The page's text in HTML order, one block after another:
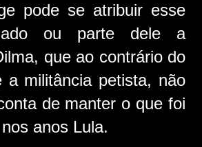
pode se atribuir esse
ou parte dele a
que ao contrário do
a militância petista, não
de manter o que foi
anos Lula.